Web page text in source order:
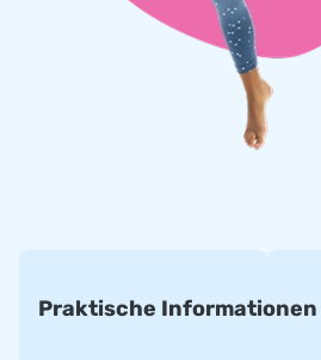
hochfrequenzgeschweißten PVC-
Gramm/m2. Auf diese Weise
unserer Produkte. Darüber hinaus
eine spezielle Schutzschicht, die
Wasser standhalten kann. Auf diese
Sie Ihren Kunden den Tag ihres
Praktische Informationen